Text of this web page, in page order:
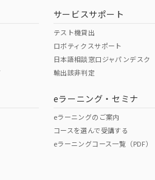
サービスサポート
テスト機貸出
ロボティクスサポート
日本語相談窓口ジャパンデスク
輸出該非判定
eラーニング・セミナ
eラーニングのご案内
コースを選んで受講する
eラーニングコース一覧（PDF）
"
の「1.共同利用者の範囲」に記載